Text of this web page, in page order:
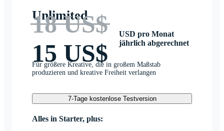
Unlimited
18 US$
15 US$
USD pro Monat
jährlich abgerechnet
Für größere Kreative, die in großem Maßstab
produzieren und kreative Freiheit verlangen
7-Tage kostenlose Testversion
Alles in Starter, plus: